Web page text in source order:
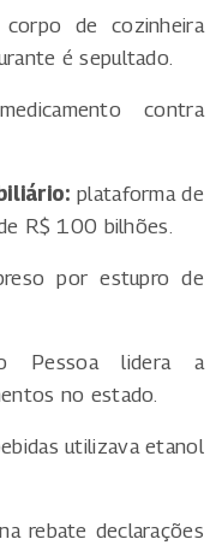
corpo de cozinheira
é sepultado.
contra
plataforma de
R$ 100 bilhões.
por estupro de
Pessoa lidera a
no estado.
utilizava etanol
rebate declarações